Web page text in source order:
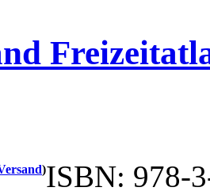
)ISBN: 978-